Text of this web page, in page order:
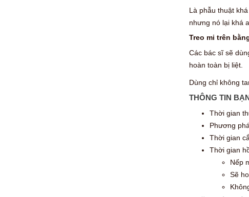
Là phẫu thuật
nhưng nó lại khá
Treo mi trên
Các bác sĩ sẽ
hoàn toàn bị liệt.
Dùng chỉ không
THÔNG TIN
Thời gian
Phương
Thời gian
Thời gian
Nếp
Sẽ